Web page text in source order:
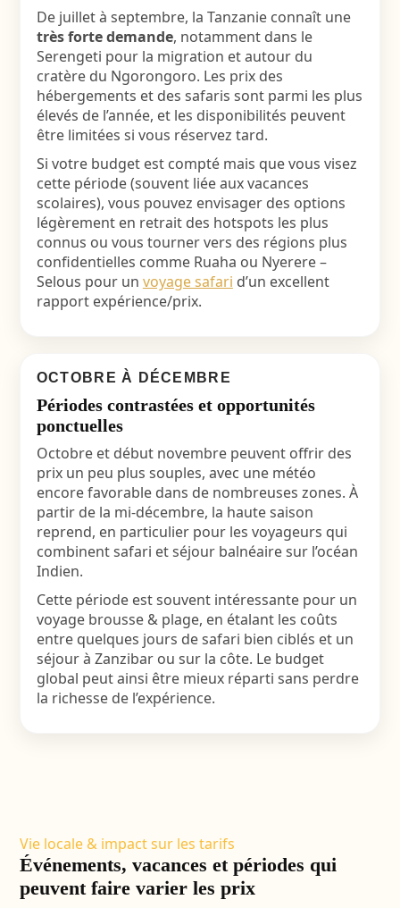
De juillet à septembre, la Tanzanie connaît une
très forte demande, notamment dans le
Serengeti pour la migration et autour du
cratère du Ngorongoro. Les prix des
hébergements et des safaris sont parmi les plus
élevés de l’année, et les disponibilités peuvent
être limitées si vous réservez tard.
Si votre budget est compté mais que vous visez
cette période (souvent liée aux vacances
scolaires), vous pouvez envisager des options
légèrement en retrait des hotspots les plus
connus ou vous tourner vers des régions plus
confidentielles comme Ruaha ou Nyerere –
Selous pour un voyage safari d’un excellent
rapport expérience/prix.
OCTOBRE À DÉCEMBRE
Périodes contrastées et opportunités
ponctuelles
Octobre et début novembre peuvent offrir des
prix un peu plus souples, avec une météo
encore favorable dans de nombreuses zones. À
partir de la mi-décembre, la haute saison
reprend, en particulier pour les voyageurs qui
combinent safari et séjour balnéaire sur l’océan
Indien.
Cette période est souvent intéressante pour un
voyage brousse & plage, en étalant les coûts
entre quelques jours de safari bien ciblés et un
séjour à Zanzibar ou sur la côte. Le budget
global peut ainsi être mieux réparti sans perdre
la richesse de l’expérience.
Vie locale & impact sur les tarifs
Événements, vacances et périodes qui
peuvent faire varier les prix